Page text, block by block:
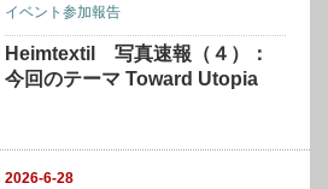
イベント参加報告
Heimtextil 写真速報（４）：
今回のテーマ Toward Utopia
2026-6-28